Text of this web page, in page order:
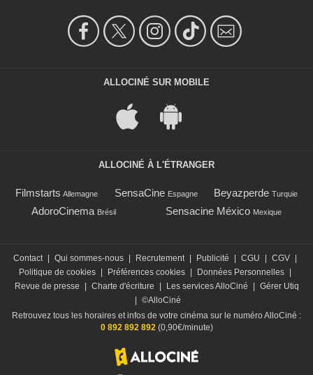
ALLOCINÉ SUR MOBILE
ALLOCINÉ À L'ÉTRANGER
Filmstarts Allemagne SensaCine Espagne Beyazperde Turquie
AdoroCinema Brésil Sensacine México Mexique
Contact | Qui sommes-nous | Recrutement | Publicité | CGU | CGV |
Politique de cookies | Préférences cookies | Données Personnelles |
Revue de presse
| Charte d'écriture | Les services AlloCiné | Gérer Utiq
| ©AlloCiné
Retrouvez tous les horaires et infos de votre cinéma sur le numéro AlloCiné :
0 892 892 892 (0,90€/minute)